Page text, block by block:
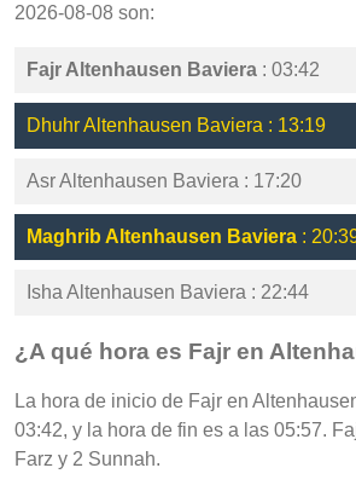
2026-08-08 son:
Fajr Altenhausen Baviera : 03:42
Dhuhr Altenhausen Baviera : 13:19
Asr Altenhausen Baviera : 17:20
Maghrib Altenhausen Baviera :
Isha Altenhausen Baviera : 22:44
¿A qué hora es Fajr en
La hora de inicio de Fajr en
03:42, y la hora de fin es a las 05:57.
Farz y 2 Sunnah.